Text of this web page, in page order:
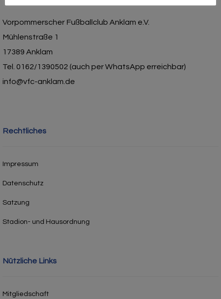
Vorpommerscher Fußballclub Anklam e.V.
Mühlenstraße 1
17389 Anklam
Tel. 0162/1390502 (auch per WhatsApp erreichbar)
info@vfc-anklam.de
Rechtliches
Impressum
Datenschutz
Satzung
Stadion- und Hausordnung
Nützliche Links
Mitgliedschaft